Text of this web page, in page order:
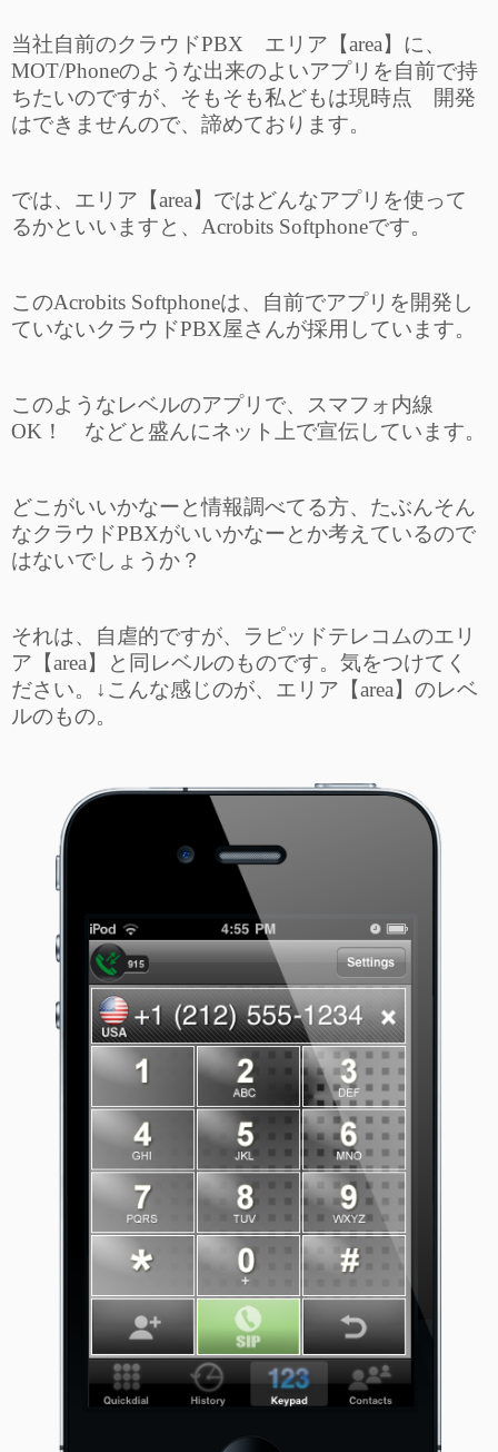
当社自前のクラウドPBX エリア【area】に、
MOT/Phoneのような出来のよいアプリを自前で持
ちたいのですが、そもそも私どもは現時点 開発
はできませんので、諦めております。
では、エリア【area】ではどんなアプリを使って
るかといいますと、Acrobits Softphoneです。
このAcrobits Softphoneは、自前でアプリを開発し
ていないクラウドPBX屋さんが採用しています。
このようなレベルのアプリで、スマフォ内線
OK！ などと盛んにネット上で宣伝しています。
どこがいいかなーと情報調べてる方、たぶんそん
なクラウドPBXがいいかなーとか考えているので
はないでしょうか？
それは、自虐的ですが、ラピッドテレコムのエリ
ア【area】と同レベルのものです。気をつけてく
ださい。↓こんな感じのが、エリア【area】のレベ
ルのもの。